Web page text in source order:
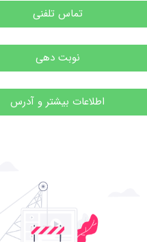
تماس تلفنی
نوبت دهی
اطلاعات بیشتر و آدرس